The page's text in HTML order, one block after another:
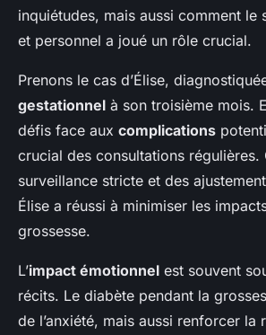
inquiétudes, mais aussi comment le
et personnel a joué un rôle crucial.
Prenons le cas d’Élise,
gestationnel à son troisième mois.
défis face aux complications
crucial des consultations régulières.
surveillance stricte et des
Élise a réussi à minimiser les
grossesse.
L’impact émotionnel est souvent
récits. Le diabète pendant la
de l’anxiété, mais aussi renforcer la